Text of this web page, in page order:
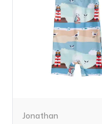
Jonathan